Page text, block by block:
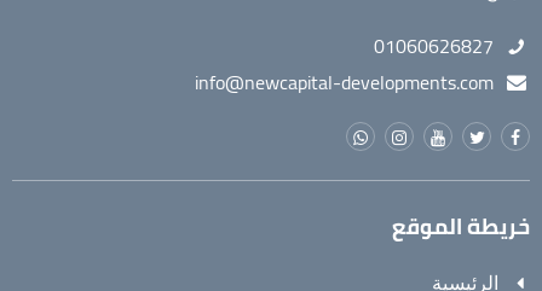
01060626827
info@newcapital-developments.com
خريطة الموقع
الرئيسية